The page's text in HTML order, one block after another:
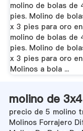
molino de bolas de
pies. Molino de
x 3 pies para oro en
molino de bolas de
pies. Molino de
x 3 pies para oro en
Molinos a bola ...
molino de
precio de 5 molino
Molinos Forrajero